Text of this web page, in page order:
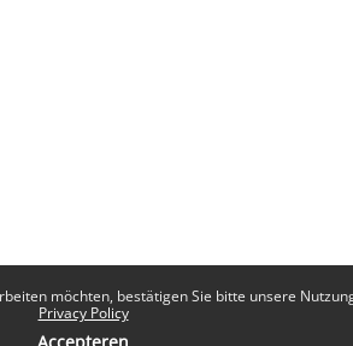
möchten, bestätigen Sie bitte unsere
Privacy Policy